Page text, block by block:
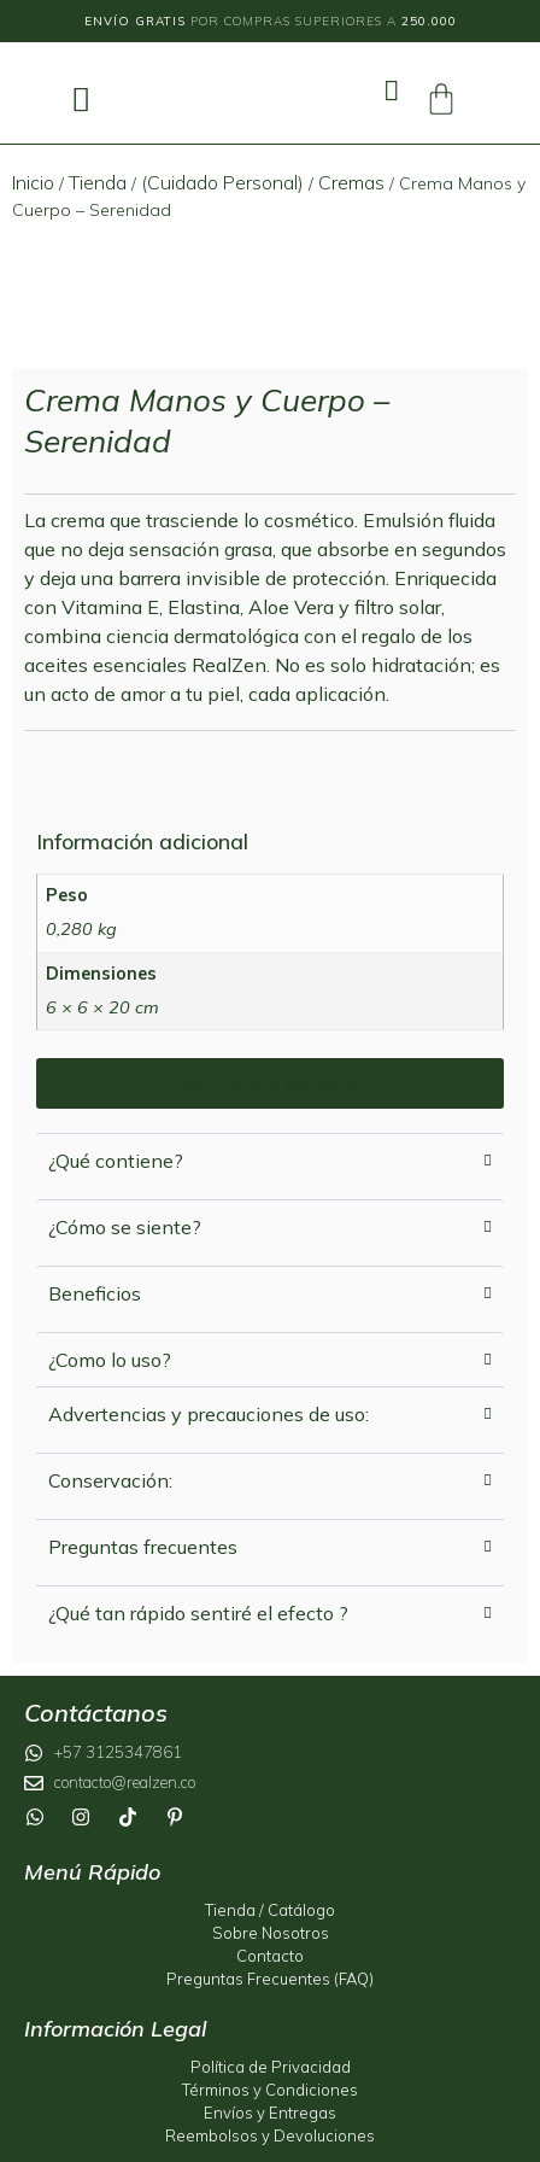
ENVÍO GRATIS POR COMPRAS SUPERIORES A 250.000
Inicio / Tienda / (Cuidado Personal) / Cremas / Crema Manos y
Cuerpo – Serenidad
Crema Manos y Cuerpo –
Serenidad
La crema que trasciende lo cosmético. Emulsión fluida
que no deja sensación grasa, que absorbe en segundos
y deja una barrera invisible de protección. Enriquecida
con Vitamina E, Elastina, Aloe Vera y filtro solar,
combina ciencia dermatológica con el regalo de los
aceites esenciales RealZen. No es solo hidratación; es
un acto de amor a tu piel, cada aplicación.
Información adicional
Peso
0,280 kg
Dimensiones
6 × 6 × 20 cm
¿Qué contiene?
¿Cómo se siente?
Beneficios
¿Como lo uso?
Advertencias y precauciones de uso:
Conservación:
Preguntas frecuentes
¿Qué tan rápido sentiré el efecto ?
Contáctanos
+57 3125347861
contacto@realzen.co
Menú Rápido
Tienda / Catálogo
Sobre Nosotros
Contacto
Preguntas Frecuentes (FAQ)
Información Legal
Política de Privacidad
Términos y Condiciones
Envíos y Entregas
Reembolsos y Devoluciones